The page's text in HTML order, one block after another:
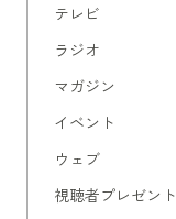
テレビ
ラジオ
マガジン
イベント
ウェブ
視聴者プレゼント